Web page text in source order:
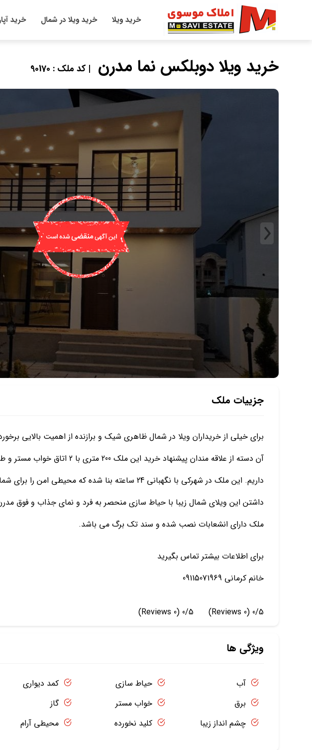
خرید ویلا خرید ویلا در شمال خرید
خرید ویلا دوبلکس نما مدرن | کد ملک : 90170
جزییات ملک
برای خیلی از خریداران ویلا در شمال ظاهری شیک و برازنده از اهمیت بالایی
آن دسته از علاقه مندان پیشنهاد خرید این
داریم. این ملک در شهرکی با نگهبانی 24 ساعته بنا شده که
داشتن این ویلای شمال زیبا با حیاط سازی منحصر به فرد و نمای جذاب و فوق
ملک دارای انشعابات نصب شده و سند تک برگ می باشد.
برای اطلاعات بیشتر تماس بگیرید
خانم کرمانی 09115071969
0/5
(0 Reviews)
0/5
(0 Reviews)
ویژگی ها
آب
برق
چشم انداز زیبا
حیاط سازی
خواب مستر
کلید نخورده
کمد دیواری
گاز
محیطی آرام